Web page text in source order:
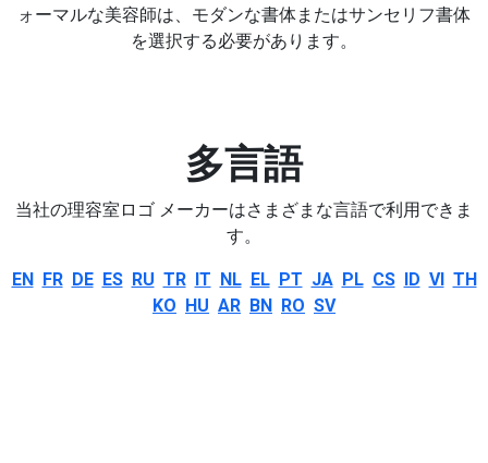
ォーマルな美容師は、モダンな書体またはサンセリフ書体
を選択する必要があります。
多言語
当社の理容室ロゴ メーカーはさまざまな言語で利用できま
す。
EN FR DE ES RU TR IT NL EL PT JA PL CS ID VI TH
KO HU AR BN RO SV